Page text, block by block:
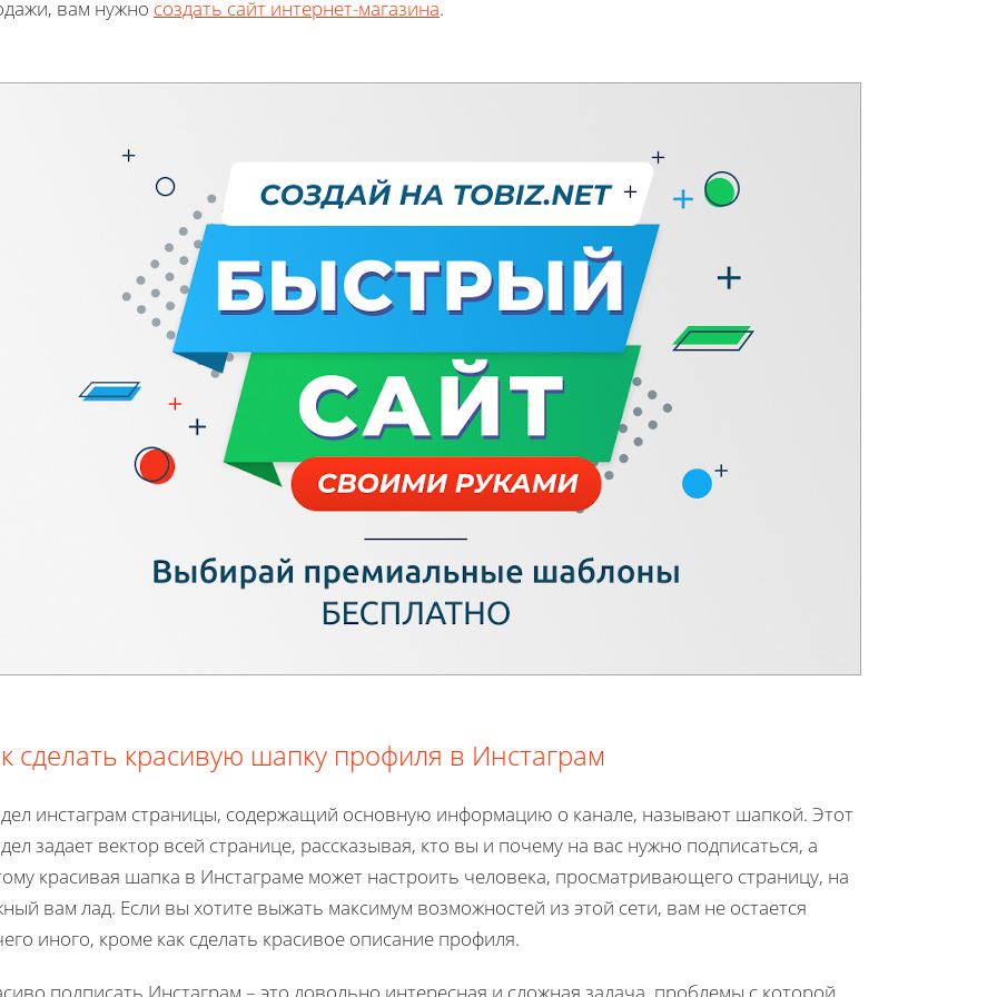
вам нужно создать сайт интернет-магазина.
сделать красивую шапку профиля в Инстаграм
инстаграм страницы, содержащий основную информацию о канале, называют шапкой. Этот
задает вектор всей странице, рассказывая, кто вы и почему на вас нужно подписаться, а
красивая шапка в Инстаграме может настроить человека, просматривающего страницу, на
вам лад. Если вы хотите выжать максимум возможностей из этой сети, вам не остается
иного, кроме как сделать красивое описание профиля.